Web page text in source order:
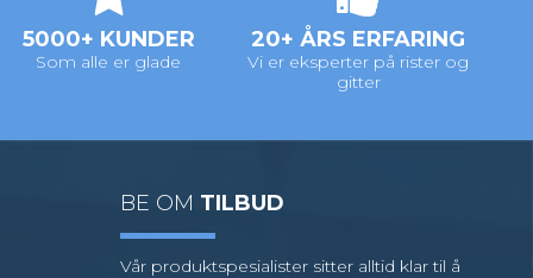
5000+ KUNDER
Som alle er glade
20+ ÅRS ERFARING
Vi er eksperter på rister og
gitter
BE OM TILBUD
Vår produktspesialister sitter alltid klar til å